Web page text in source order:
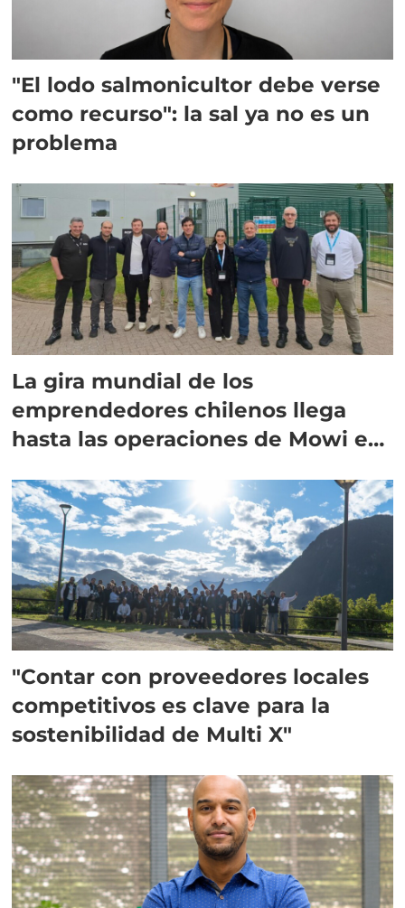
"El lodo salmonicultor debe verse
como recurso": la sal ya no es un
problema
La gira mundial de los
emprendedores chilenos llega
hasta las operaciones de Mowi en
"Contar con proveedores locales
competitivos es clave para la
sostenibilidad de Multi X"